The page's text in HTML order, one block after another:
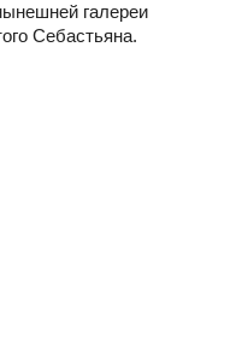
галереи
Себастьяна.